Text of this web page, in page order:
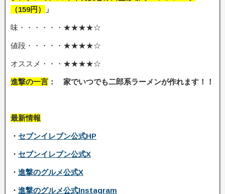
（159円）
」
味・・・・・・★★★★☆
値段・・・・・★★★★☆
オススメ・・・★★★★☆
進撃の一言 ： 家でいつでも二郎系ラーメンが作れます ！！
最新情報
・ セブンイレブン公式HP
・ セブンイレブン公式X
・ 進撃のグルメ公式X
・ 進撃のグルメ公式Instagram